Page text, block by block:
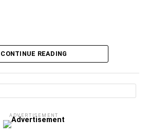
από σουτ του Ζίβκοβιτς και στην
για τον ΠΑΟΚ ήρθε, τελικά, στο 87′.
CONTINUE READING
ADVERTISEMENT